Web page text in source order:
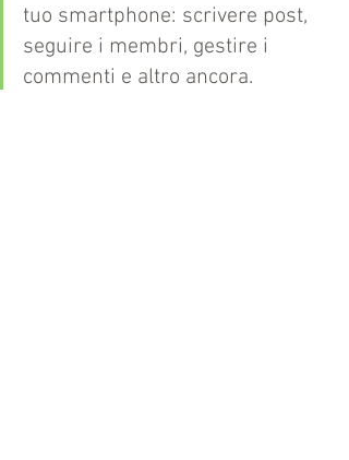
tuo smartphone: scrivere post,
seguire i membri, gestire i
commenti e altro ancora.